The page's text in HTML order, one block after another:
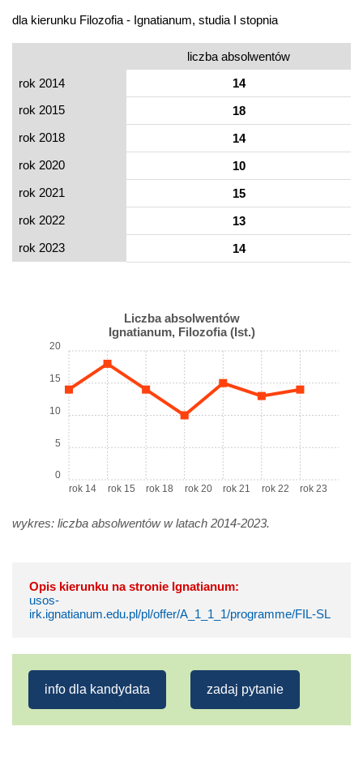
dla kierunku Filozofia - Ignatianum, studia I stopnia
liczba absolwentów
rok 2014
14
rok 2015
18
rok 2018
14
rok 2020
10
rok 2021
15
rok 2022
13
rok 2023
14
Liczba absolwentów
Ignatianum, Filozofia (Ist.)
rok 14 rok 15 rok 18 rok 20 rok 21 rok 22 rok 23
0
5
10
15
20
wykres: liczba absolwentów w latach 2014-2023.
Opis kierunku na stronie Ignatianum:
usos-
irk.ignatianum.edu.pl/pl/offer/A_1_1_1/programme/FIL-SL
info dla kandydata zadaj pytanie